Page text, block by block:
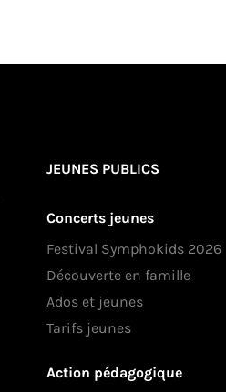
JEUNES PUBLICS
Concerts jeunes
Festival Symphokids 2026
Découverte en famille
Ados et jeunes
Tarifs jeunes
Action pédagogique